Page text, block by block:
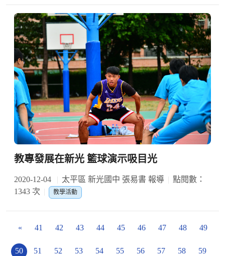
教專發展在新光 籃球演示吸目光
2020-12-04 太平區 新光國中 張易書 報導
點閱數：
1343 次
教學活動
« 41 42 43 44 45 46 47 48 49
50 51 52 53 54 55 56 57 58 59